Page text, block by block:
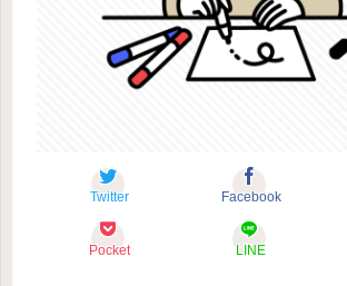
Twitter Facebook
Pocket LINE